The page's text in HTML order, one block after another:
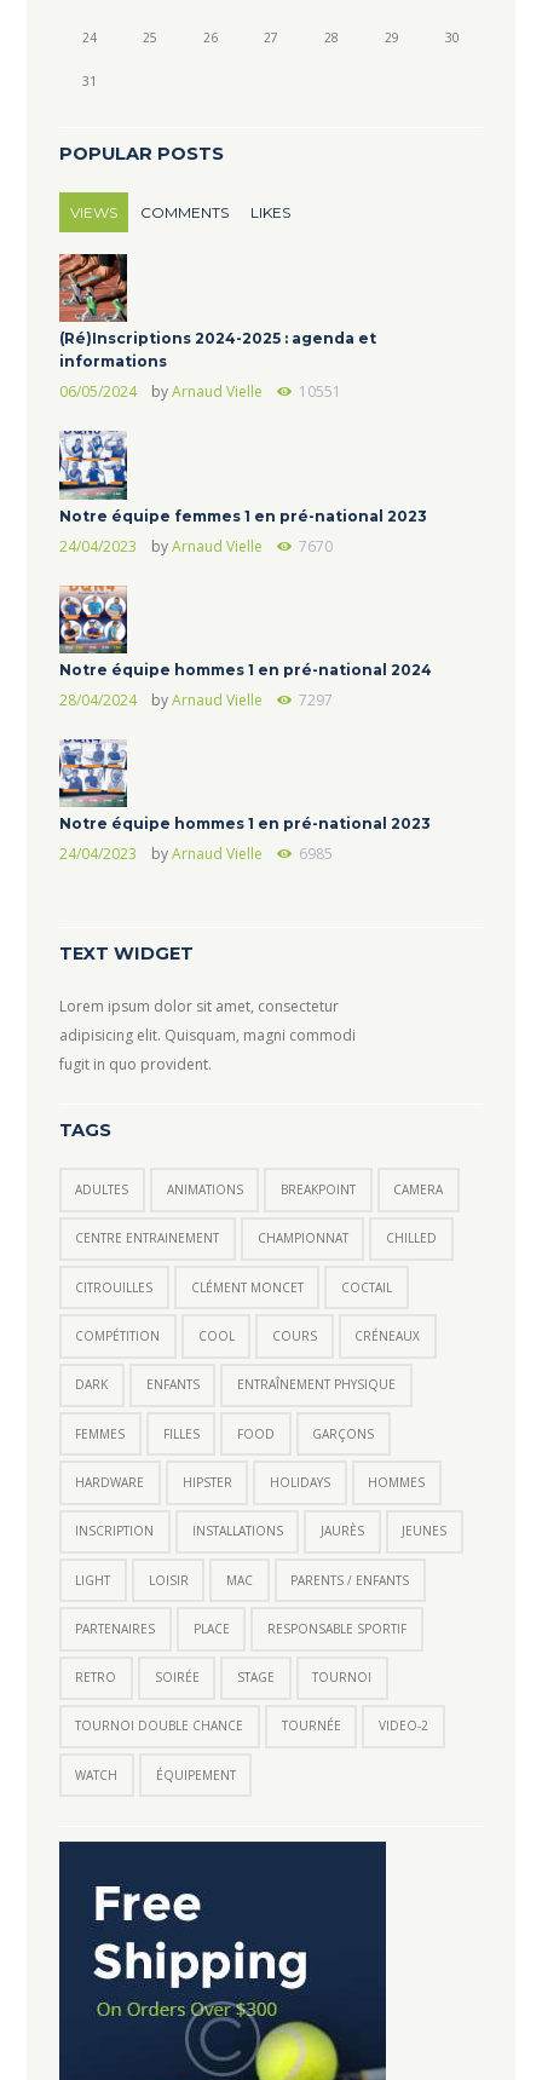
24 25 26 27 28 29 30
31
POPULAR POSTS
VIEWS COMMENTS LIKES
(Ré)Inscriptions 2024-2025 : agenda et
informations
06/05/2024 byArnaud Vielle 10551
Notre équipe femmes 1 en pré-national 2023
24/04/2023 byArnaud Vielle 7670
Notre équipe hommes 1 en pré-national 2024
28/04/2024 byArnaud Vielle 7297
Notre équipe hommes 1 en pré-national 2023
24/04/2023 byArnaud Vielle 6985
TEXT WIDGET
Lorem ipsum dolor sit amet, consectetur
adipisicing elit. Quisquam, magni commodi
fugit in quo provident.
TAGS
ADULTES ANIMATIONS BREAKPOINT CAMERA
CENTRE ENTRAINEMENT CHAMPIONNAT CHILLED
CITROUILLES CLÉMENT MONCET COCTAIL
COMPÉTITION COOL COURS CRÉNEAUX
DARK ENFANTS ENTRAÎNEMENT PHYSIQUE
FEMMES FILLES FOOD GARÇONS
HARDWARE HIPSTER HOLIDAYS HOMMES
INSCRIPTION INSTALLATIONS JAURÈS JEUNES
LIGHT LOISIR MAC PARENTS / ENFANTS
PARTENAIRES PLACE RESPONSABLE SPORTIF
RETRO SOIRÉE STAGE TOURNOI
TOURNOI DOUBLE CHANCE TOURNÉE VIDEO-2
WATCH ÉQUIPEMENT